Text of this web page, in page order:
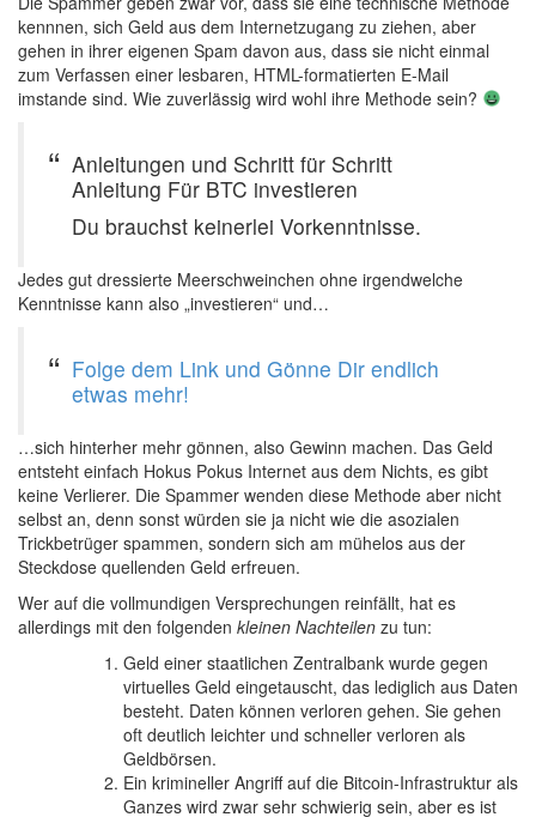
kennnen, sich Geld aus dem Internetzugang zu ziehen, aber
gehen in ihrer eigenen Spam davon aus, dass sie nicht einmal
zum Verfassen einer lesbaren, HTML-formatierten E-Mail
imstande sind. Wie zuverlässig wird wohl ihre Methode sein?
Anleitungen und Schritt für Schritt
Anleitung Für BTC investieren
Du brauchst keinerlei Vorkenntnisse.
Jedes gut dressierte Meerschweinchen ohne irgendwelche
Kenntnisse kann also „investieren“ und…
Folge dem Link und Gönne Dir endlich
etwas mehr!
…sich hinterher mehr gönnen, also Gewinn machen. Das Geld
entsteht einfach Hokus Pokus Internet aus dem Nichts, es gibt
keine Verlierer. Die Spammer wenden diese Methode aber nicht
selbst an, denn sonst würden sie ja nicht wie die asozialen
Trickbetrüger spammen, sondern sich am mühelos aus der
Steckdose quellenden Geld erfreuen.
Wer auf die vollmundigen Versprechungen reinfällt, hat es
allerdings mit den folgenden kleinen Nachteilen zu tun:
Geld einer staatlichen Zentralbank wurde gegen
virtuelles Geld eingetauscht, das lediglich aus Daten
besteht. Daten können verloren gehen. Sie gehen
oft deutlich leichter und schneller verloren als
Geldbörsen.
Ein krimineller Angriff auf die Bitcoin-Infrastruktur als
Ganzes wird zwar sehr schwierig sein, aber es ist